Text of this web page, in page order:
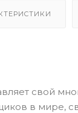
свой
в мире,